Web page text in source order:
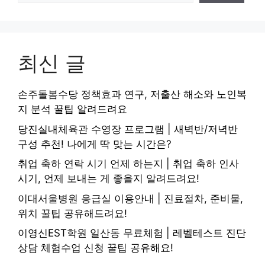
최신 글
손주돌봄수당 정책효과 연구, 저출산 해소와 노인복
지 분석 꿀팁 알려드려요
당진실내체육관 수영장 프로그램 | 새벽반/저녁반
구성 추천! 나에게 딱 맞는 시간은?
취업 축하 연락 시기 언제 하는지 | 취업 축하 인사
시기, 언제 보내는 게 좋을지 알려드려요!
이대서울병원 응급실 이용안내 | 진료절차, 준비물,
위치 꿀팁 공유해드려요!
이영신EST학원 일산동 무료체험 | 레벨테스트 진단
상담 체험수업 신청 꿀팁 공유해요!